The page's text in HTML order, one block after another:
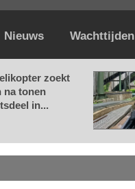
Nieuws Wachttijden
zoekt
na tonen
in...